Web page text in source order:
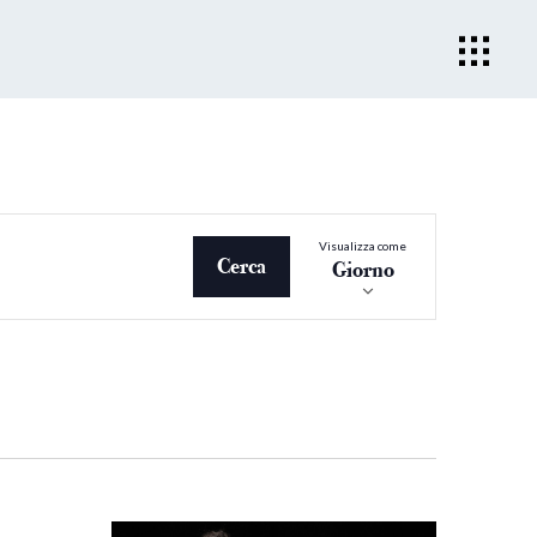
Cerca
Evento
Viste
Visualizza come
Giorno